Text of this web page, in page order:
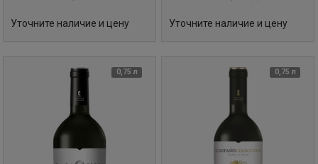
Уточните наличие и цену Уточните наличие и цену
0,75 л 0,75 л